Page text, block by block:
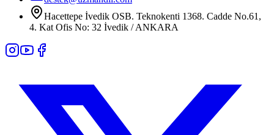
Hacettepe İvedik OSB. Teknokenti 1368. Cadde No.61,
4. Kat Ofis No: 32 İvedik / ANKARA